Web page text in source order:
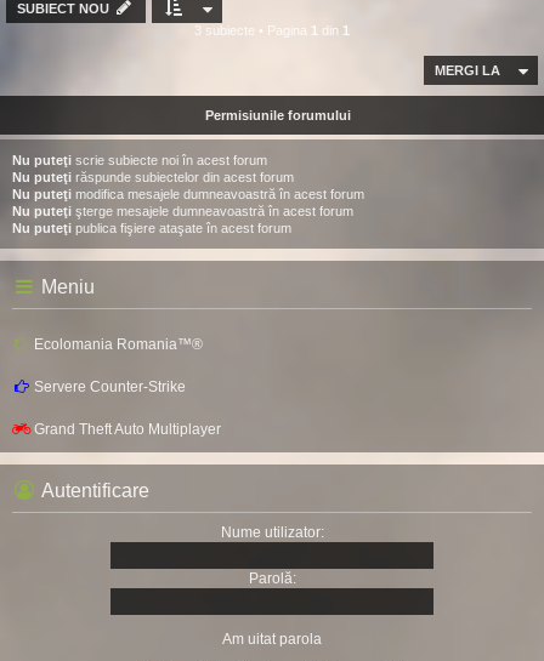
SUBIECT NOU
3 subiecte • Pagina 1 din 1
MERGI LA
Permisiunile forumului
Nu puteţi scrie subiecte noi în acest forum
Nu puteţi răspunde subiectelor din acest forum
Nu puteţi modifica mesajele dumneavoastră în acest forum
Nu puteţi şterge mesajele dumneavoastră în acest forum
Nu puteţi publica fişiere ataşate în acest forum
Meniu
Ecolomania Romania™®
Servere Counter-Strike
Grand Theft Auto Multiplayer
Autentificare
Nume utilizator:
Parolă:
Am uitat parola